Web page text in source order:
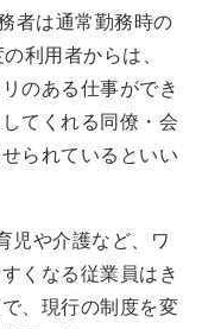
者は通常勤務時の
利用者からは、
のある仕事ができ
てくれる同僚・会
られているといい
児や介護など、ワ
くなる従業員はき
、現行の制度を変